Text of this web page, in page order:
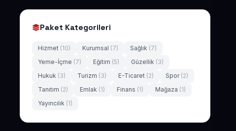
Paket Kategorileri
Hizmet (10) Kurumsal (7) Sağlık (7)
Yeme-İçme (7) Eğitim (5) Güzellik (3)
Hukuk (3) Turizm (3) E-Ticaret (2) Spor (2)
Tanıtım (2) Emlak (1) Finans (1) Mağaza (1)
Yayıncılık (1)